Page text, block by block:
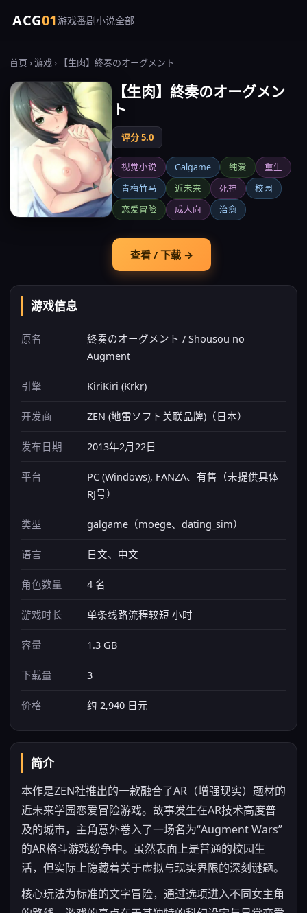
ACG01游戏番剧小说全部
首页 ›游戏› 【生肉】終奏のオーグメント
【生肉】終奏のオーグメン
ト
评分 5.0
视觉小说 Galgame 纯爱
重生
青梅竹马
近未来 死神
校园
恋爱冒险
成人向 治愈
查看 / 下载 →
游戏信息
原名
終奏のオーグメント / Shousou no
Augment
引擎 KiriKiri (Krkr)
开发商 ZEN (地雷ソフト关联品牌)（日本）
发布日期 2013年2月22日
平台
PC (Windows), FANZA、有售（未提供具体
RJ号）
类型 galgame（moege、dating_sim）
语言 日文、中文
角色数量 4 名
游戏时长 单条线路流程较短 小时
容量 1.3 GB
下载量 3
价格 约 2,940 日元
简介
本作是ZEN社推出的一款融合了AR（增强现实）题材的
近未来学园恋爱冒险游戏。故事发生在AR技术高度普
及的城市，主角意外卷入了一场名为“Augment Wars”
的AR格斗游戏纷争中。虽然表面上是普通的校园生
活，但实际上隐藏着关于虚拟与现实界限的深刻谜题。
核心玩法为标准的文字冒险，通过选项进入不同女主角